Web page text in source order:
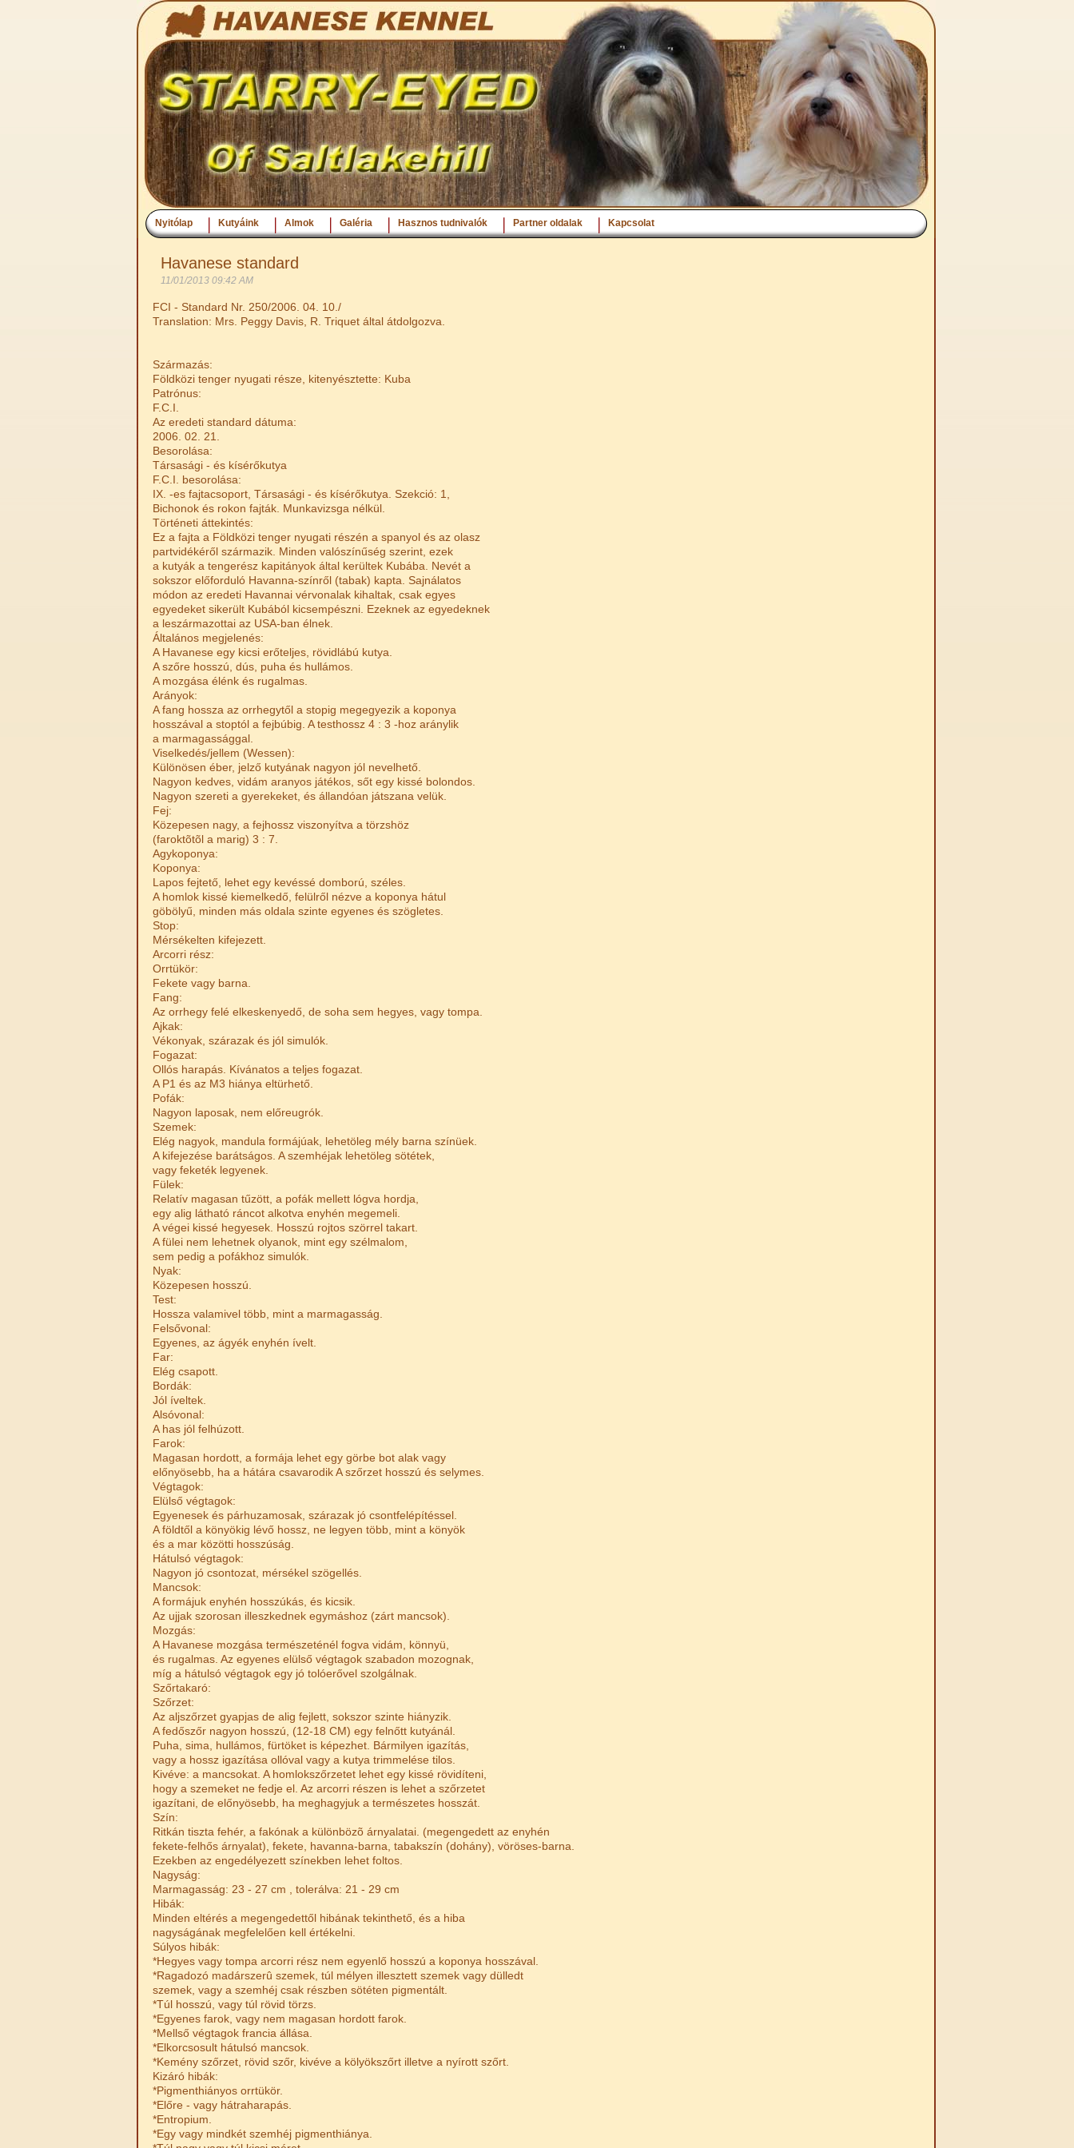
Nyitólap Kutyáink Almok Galéria Hasznos tudnivalók Partner oldalak Kapcsolat
Havanese standard
11/01/2013 09:42 AM
FCI - Standard Nr. 250/2006. 04. 10./
Translation: Mrs. Peggy Davis, R. Triquet által átdolgozva.
Származás:
Földközi tenger nyugati része, kitenyésztette: Kuba
Patrónus:
F.C.I.
Az eredeti standard dátuma:
2006. 02. 21.
Besorolása:
Társasági - és kísérőkutya
F.C.I. besorolása:
IX. -es fajtacsoport, Társasági - és kísérőkutya. Szekció: 1,
Bichonok és rokon fajták. Munkavizsga nélkül.
Történeti áttekintés:
Ez a fajta a Földközi tenger nyugati részén a spanyol és az olasz
partvidékéről származik. Minden valószínűség szerint, ezek
a kutyák a tengerész kapitányok által kerültek Kubába. Nevét a
sokszor előforduló Havanna-színről (tabak) kapta. Sajnálatos
módon az eredeti Havannai vérvonalak kihaltak, csak egyes
egyedeket sikerült Kubából kicsempészni. Ezeknek az egyedeknek
a leszármazottai az USA-ban élnek.
Általános megjelenés:
A Havanese egy kicsi erőteljes, rövidlábú kutya.
A szőre hosszú, dús, puha és hullámos.
A mozgása élénk és rugalmas.
Arányok:
A fang hossza az orrhegytől a stopig megegyezik a koponya
hosszával a stoptól a fejbúbig. A testhossz 4 : 3 -hoz aránylik
a marmagassággal.
Viselkedés/jellem (Wessen):
Különösen éber, jelző kutyának nagyon jól nevelhető.
Nagyon kedves, vidám aranyos játékos, sőt egy kissé bolondos.
Nagyon szereti a gyerekeket, és állandóan játszana velük.
Fej:
Közepesen nagy, a fejhossz viszonyítva a törzshöz
(faroktõtõl a marig) 3 : 7.
Agykoponya:
Koponya:
Lapos fejtető, lehet egy kevéssé domború, széles.
A homlok kissé kiemelkedő, felülről nézve a koponya hátul
göbölyű, minden más oldala szinte egyenes és szögletes.
Stop:
Mérsékelten kifejezett.
Arcorri rész:
Orrtükör:
Fekete vagy barna.
Fang:
Az orrhegy felé elkeskenyedő, de soha sem hegyes, vagy tompa.
Ajkak:
Vékonyak, szárazak és jól simulók.
Fogazat:
Ollós harapás. Kívánatos a teljes fogazat.
A P1 és az M3 hiánya eltürhető.
Pofák:
Nagyon laposak, nem előreugrók.
Szemek:
Elég nagyok, mandula formájúak, lehetöleg mély barna színüek.
A kifejezése barátságos. A szemhéjak lehetöleg sötétek,
vagy feketék legyenek.
Fülek:
Relatív magasan tűzött, a pofák mellett lógva hordja,
egy alig látható ráncot alkotva enyhén megemeli.
A végei kissé hegyesek. Hosszú rojtos szörrel takart.
A fülei nem lehetnek olyanok, mint egy szélmalom,
sem pedig a pofákhoz simulók.
Nyak:
Közepesen hosszú.
Test:
Hossza valamivel több, mint a marmagasság.
Felsővonal:
Egyenes, az ágyék enyhén ívelt.
Far:
Elég csapott.
Bordák:
Jól íveltek.
Alsóvonal:
A has jól felhúzott.
Farok:
Magasan hordott, a formája lehet egy görbe bot alak vagy
előnyösebb, ha a hátára csavarodik A szőrzet hosszú és selymes.
Végtagok:
Elülső végtagok:
Egyenesek és párhuzamosak, szárazak jó csontfelépítéssel.
A földtől a könyökig lévő hossz, ne legyen több, mint a könyök
és a mar közötti hosszúság.
Hátulsó végtagok:
Nagyon jó csontozat, mérsékel szögellés.
Mancsok:
A formájuk enyhén hosszúkás, és kicsik.
Az ujjak szorosan illeszkednek egymáshoz (zárt mancsok).
Mozgás:
A Havanese mozgása természeténél fogva vidám, könnyü,
és rugalmas. Az egyenes elülső végtagok szabadon mozognak,
míg a hátulsó végtagok egy jó tolóerővel szolgálnak.
Szőrtakaró:
Szőrzet:
Az aljszőrzet gyapjas de alig fejlett, sokszor szinte hiányzik.
A fedőszőr nagyon hosszú, (12-18 CM) egy felnőtt kutyánál.
Puha, sima, hullámos, fürtöket is képezhet. Bármilyen igazítás,
vagy a hossz igazítása ollóval vagy a kutya trimmelése tilos.
Kivéve: a mancsokat. A homlokszőrzetet lehet egy kissé rövidíteni,
hogy a szemeket ne fedje el. Az arcorri részen is lehet a szőrzetet
igazítani, de előnyösebb, ha meghagyjuk a természetes hosszát.
Szín:
Ritkán tiszta fehér, a fakónak a különbözõ árnyalatai. (megengedett az enyhén
fekete-felhős árnyalat), fekete, havanna-barna, tabakszín (dohány), vöröses-barna.
Ezekben az engedélyezett színekben lehet foltos.
Nagyság:
Marmagasság: 23 - 27 cm , tolerálva: 21 - 29 cm
Hibák:
Minden eltérés a megengedettől hibának tekinthető, és a hiba
nagyságának megfelelően kell értékelni.
Súlyos hibák:
*Hegyes vagy tompa arcorri rész nem egyenlő hosszú a koponya hosszával.
*Ragadozó madárszerû szemek, túl mélyen illesztett szemek vagy dülledt
szemek, vagy a szemhéj csak részben sötéten pigmentált.
*Túl hosszú, vagy túl rövid törzs.
*Egyenes farok, vagy nem magasan hordott farok.
*Mellső végtagok francia állása.
*Elkorcsosult hátulsó mancsok.
*Kemény szőrzet, rövid szőr, kivéve a kölyökszőrt illetve a nyírott szőrt.
Kizáró hibák:
*Pigmenthiányos orrtükör.
*Előre - vagy hátraharapás.
*Entropium.
*Egy vagy mindkét szemhéj pigmenthiánya.